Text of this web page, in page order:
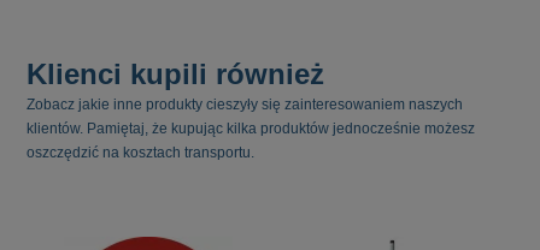
Klienci kupili również
Zobacz jakie inne produkty cieszyły się zainteresowaniem naszych
klientów. Pamiętaj, że kupując kilka produktów jednocześnie możesz
oszczędzić na kosztach transportu.